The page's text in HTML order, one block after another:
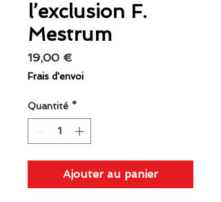
l’exclusion F.
Mestrum
19,00 €
Frais d'envoi
Quantité *
Ajouter au panier